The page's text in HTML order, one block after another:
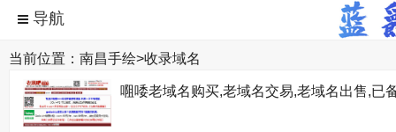
当前位置： 南昌手绘>收录域名
唨唩老域名购买,老域名交易,老域名出售,已